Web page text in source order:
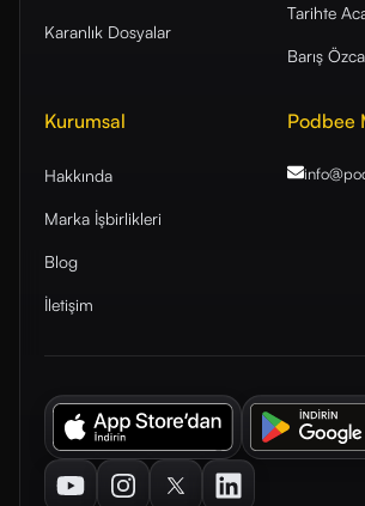
Karanlık Dosyalar
Tarihte
Barış
Kurumsal
Hakkında
Marka İşbirlikleri
Blog
İletişim
Podbee
YoutubeInstagramTwitterLinkedIn